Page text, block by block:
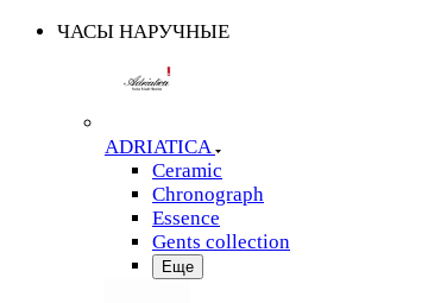
ЧАСЫ НАРУЧНЫЕ
ADRIATICA
Ceramic
Chronograph
Essence
Gents collection
Еще